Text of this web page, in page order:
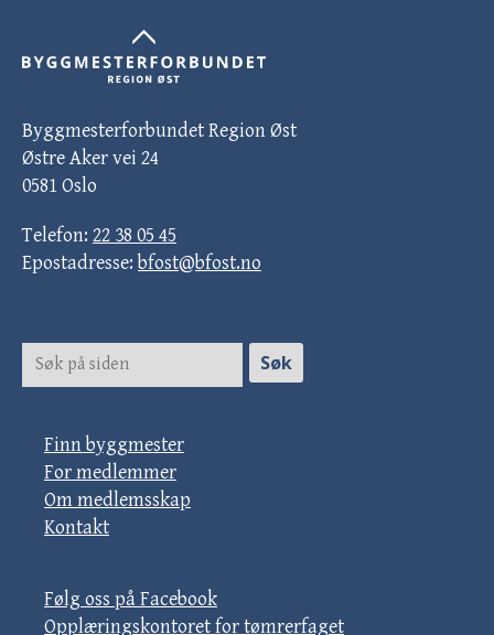
Byggmesterforbundet Region Øst
Østre Aker vei 24
0581 Oslo
Telefon: 22 38 05 45
Epostadresse:bfost@bfost.no
Finn byggmester
For medlemmer
Om medlemsskap
Kontakt
Følg oss på Facebook
Opplæringskontoret for tømrerfaget